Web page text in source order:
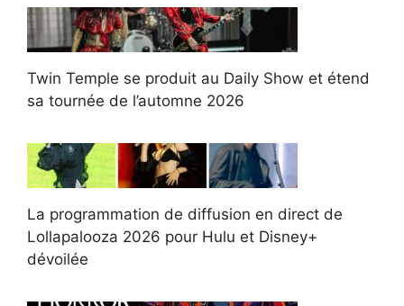
Twin Temple se produit au Daily Show et étend
sa tournée de l’automne 2026
La programmation de diffusion en direct de
Lollapalooza 2026 pour Hulu et Disney+
dévoilée